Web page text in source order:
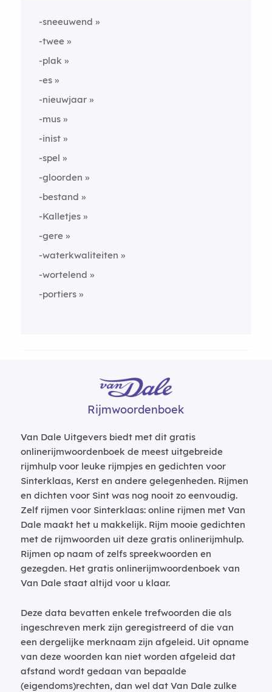
-sneeuwend
-twee
-plak
-es
-nieuwjaar
-mus
-inist
-spel
-gloorden
-bestand
-Kalletjes
-gere
-waterkwaliteiten
-wortelend
-portiers
Rijmwoordenboek
Van Dale Uitgevers biedt met dit gratis
onlinerijmwoordenboek de meest uitgebreide
rijmhulp voor leuke rijmpjes en gedichten voor
Sinterklaas, Kerst en andere gelegenheden. Rijmen
en dichten voor Sint was nog nooit zo eenvoudig.
Zelf rijmen voor Sinterklaas: online rijmen met Van
Dale maakt het u makkelijk. Rijm mooie gedichten
met de rijmwoorden uit deze gratis onlinerijmhulp.
Rijmen op naam of zelfs spreekwoorden en
gezegden. Het gratis onlinerijmwoordenboek van
Van Dale staat altijd voor u klaar.
Deze data bevatten enkele trefwoorden die als
ingeschreven merk zijn geregistreerd of die van
een dergelijke merknaam zijn afgeleid. Uit opname
van deze woorden kan niet worden afgeleid dat
afstand wordt gedaan van bepaalde
(eigendoms)rechten, dan wel dat Van Dale zulke